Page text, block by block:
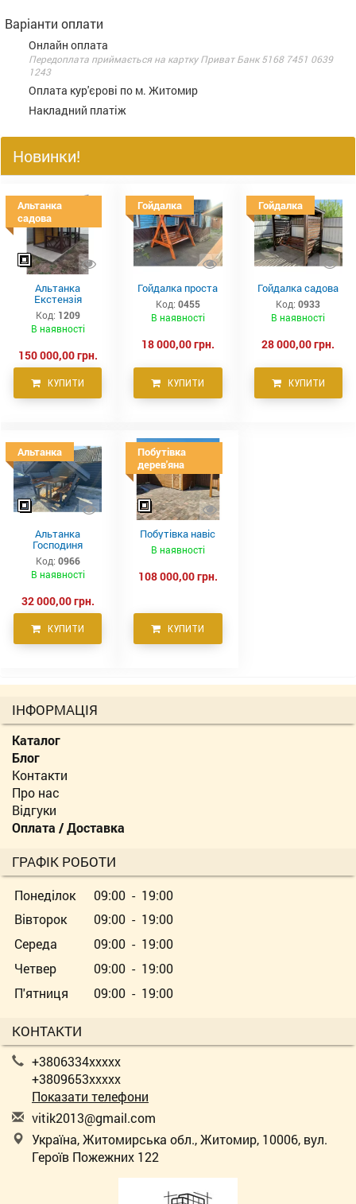
Варіанти оплати
Онлайн оплата
Передоплата приймається на картку Приват Банк 5168 7451 0639
1243
Оплата кур'єрові по м. Житомир
Накладний платіж
Новинки!
Альтанка
садова
Альтанка
Екстензія
Код: 1209
В наявності
150 000,00 грн.
КУПИТИ
Гойдалка
Гойдалка проста
Код: 0455
В наявності
18 000,00 грн.
КУПИТИ
Гойдалка
Гойдалка садова
Код: 0933
В наявності
28 000,00 грн.
КУПИТИ
Альтанка
Альтанка
Господиня
Код: 0966
В наявності
32 000,00 грн.
КУПИТИ
Побутівка
дерев'яна
Побутівка навіс
В наявності
108 000,00 грн.
КУПИТИ
ІНФОРМАЦІЯ
Каталог
Блог
Контакти
Про нас
Відгуки
Оплата / Доставка
ГРАФІК РОБОТИ
Понеділок
09:00 - 19:00
Вівторок
09:00 - 19:00
Середа
09:00 - 19:00
Четвер
09:00 - 19:00
П'ятниця
09:00 - 19:00
КОНТАКТИ
+3806334xxxxx
+3809653xxxxx
Показати телефони
vitik2013@gmail.com
Україна, Житомирська обл., Житомир, 10006, вул.
Героїв Пожежних 122